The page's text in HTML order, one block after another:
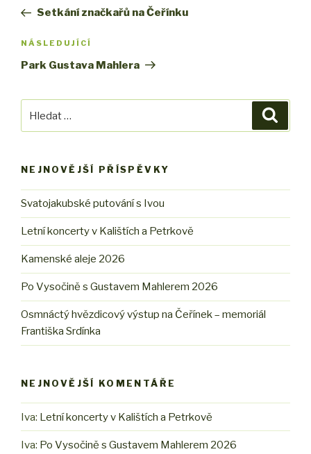
příspěvek
příspěvek
Setkání značkařů na Čeřínku
Následující
příspěvek
NÁSLEDUJÍCÍ
Park Gustava Mahlera
NEJNOVĚJŠÍ PŘÍSPĚVKY
Svatojakubské putování s Ivou
Letní koncerty v Kalištích a Petrkově
Kamenské aleje 2026
Po Vysočině s Gustavem Mahlerem 2026
Osmnáctý hvězdicový výstup na Čeřínek – memoriál
Františka Srdínka
NEJNOVĚJŠÍ KOMENTÁŘE
Iva: Letní koncerty v Kalištích a Petrkově
Iva: Po Vysočině s Gustavem Mahlerem 2026